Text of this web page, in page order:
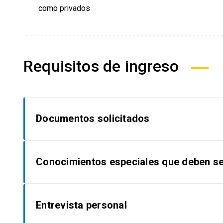
como privados
Requisitos de ingreso
Documentos solicitados
Certificado de título o grado académico
Concentración de notas del grado de
Conocimientos especiales que deben
No
Entrevista personal